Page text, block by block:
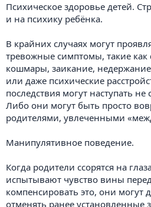
Психическое здоровье детей.
и на психику ребёнка.
В крайних случаях могут
тревожные симптомы, такие как
кошмары, заикание,
или даже психические
последствия могут наступать не
Либо они могут быть просто
родителями, увлеченными
Манипулятивное поведение.
Когда родители ссорятся на
испытывают чувство вины
компенсировать это, они могут
отменять ранее установленные